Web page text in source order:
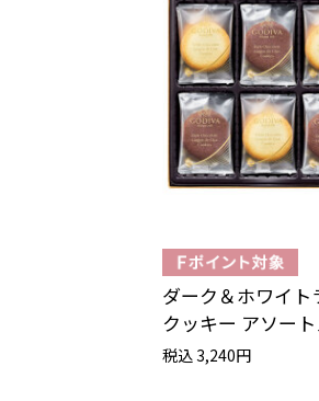
ダーク＆ホワイト
クッキー アソー
税込 3,240円